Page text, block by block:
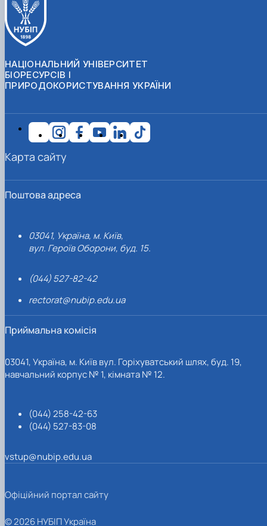
НАЦІОНАЛЬНИЙ УНІВЕРСИТЕТ
БІОРЕСУРСІВ І
ПРИРОДОКОРИСТУВАННЯ УКРАЇНИ
Поштова адреса
03041, Україна, м. Київ,
вул. Героїв Оборони, буд. 15.
(044) 527-82-42
rectorat@nubip.edu.ua
Приймальна комісія
03041, Україна, м. Київ вул. Горіхуватський шлях, буд. 19,
навчальний корпус № 1, кімната № 12.
(044) 258-42-63
(044) 527-83-08
vstup@nubip.edu.ua
Карта сайту
Офіційний портал сайту
© 2026 НУБІП Україна